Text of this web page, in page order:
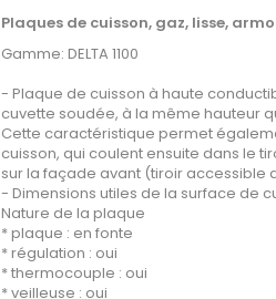
Plaques de cuisson, gaz, lisse,
Gamme: DELTA 1100
- Plaque de cuisson à haute
cuvette soudée, à la même hauteur
Cette caractéristique permet
cuisson, qui coulent ensuite dans le
sur la façade avant (tiroir accessible
- Dimensions utiles de la surface de
Nature de la plaque
* plaque : en fonte
* régulation : oui
* thermocouple : oui
* veilleuse : oui